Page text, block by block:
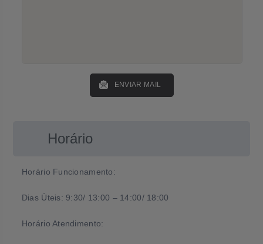
ENVIAR MAIL
Horário
Horário Funcionamento:
Dias Úteis: 9:30/ 13:00 – 14:00/ 18:00
Horário Atendimento: